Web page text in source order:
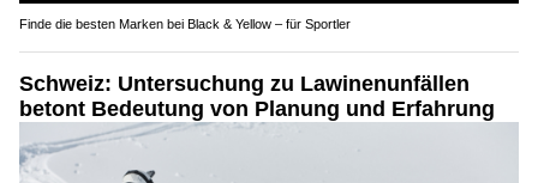
Finde die besten Marken bei Black & Yellow – für Sportler
Schweiz: Untersuchung zu Lawinenunfällen
betont Bedeutung von Planung und Erfahrung